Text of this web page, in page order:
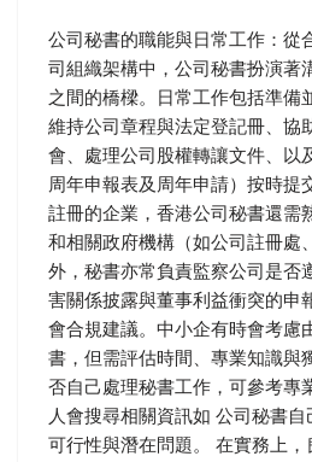
公司秘書的職能與日常工作：從
司組織架構中，公司秘書扮演著
之間的橋樑。日常工作包括準備
維持公司章程與法定登記冊、協
會、處理公司股權轉讓文件、以
周年申報表及周年申請）按時提
註冊的企業，香港公司秘書還需
和相關政府機構（如公司註冊處
外，秘書亦常負責監察公司是否
害關係披露與董事利益衝突的申
會合規建議。中小企有時會考慮
書，但需評估時間、專業知識與
否自己處理秘書工作，可參考專
人會搜尋相關資訊如 公司秘書
可行性與潛在問題。 在實務上